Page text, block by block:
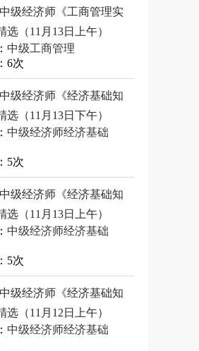
级经济师《工商管理实
选（11月13日上午）
中级工商管理
6次
级经济师《经济基础知
选（11月13日下午）
中级经济师经济基础
5次
级经济师《经济基础知
选（11月13日上午）
中级经济师经济基础
5次
级经济师《经济基础知
选（11月12日上午）
中级经济师经济基础